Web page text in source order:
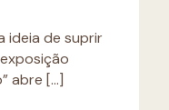
ideia de suprir
abre […]